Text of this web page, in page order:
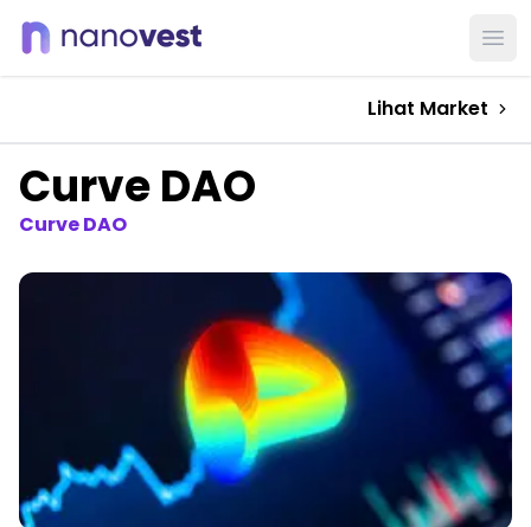
Lihat Market
Curve DAO
Curve DAO